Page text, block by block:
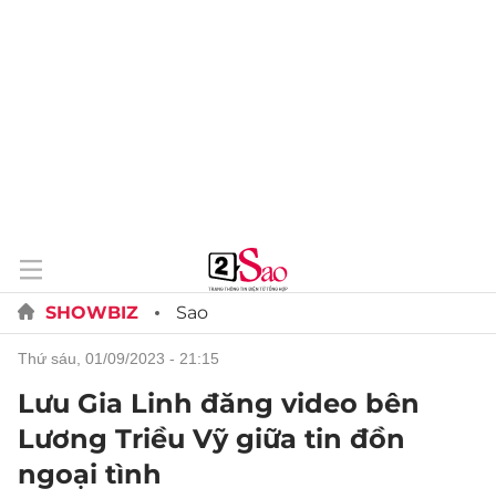
SHOWBIZ Sao
thứ sáu, 01/09/2023 - 21:15
Lưu Gia Linh đăng video bên
Lương Triều Vỹ giữa tin đồn
ngoại tình